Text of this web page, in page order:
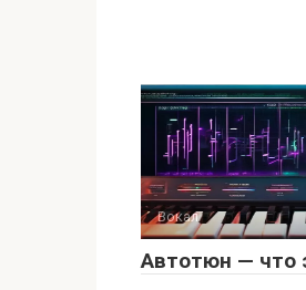
Вокал
Автотюн — что